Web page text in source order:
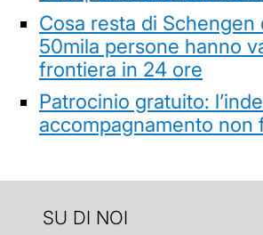
Cosa resta di Schengen
50mila persone hanno
frontiera in 24 ore
Patrocinio gratuito:
accompagnamento non
SU DI NOI